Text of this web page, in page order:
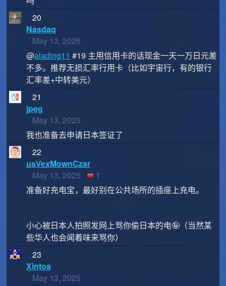
20
Nasdaq
May 13, 2025
@alading11 #19 主用信用卡的话现金一天一万日元差
不多。推荐无损汇率行用卡（比如宇宙行，有的银行
汇率差+中转美元）
21
jpeg
May 13, 2025
我也准备去申请日本签证了
22
usVexMownCzar
May 13, 2025
1
准备好充电宝，最好别在公共场所的插座上充电。
小心被日本人拍照发网上骂你偷日本的电🤪（当然某
些华人也会闻着味来骂你）
23
Xintoa
May 13, 2025